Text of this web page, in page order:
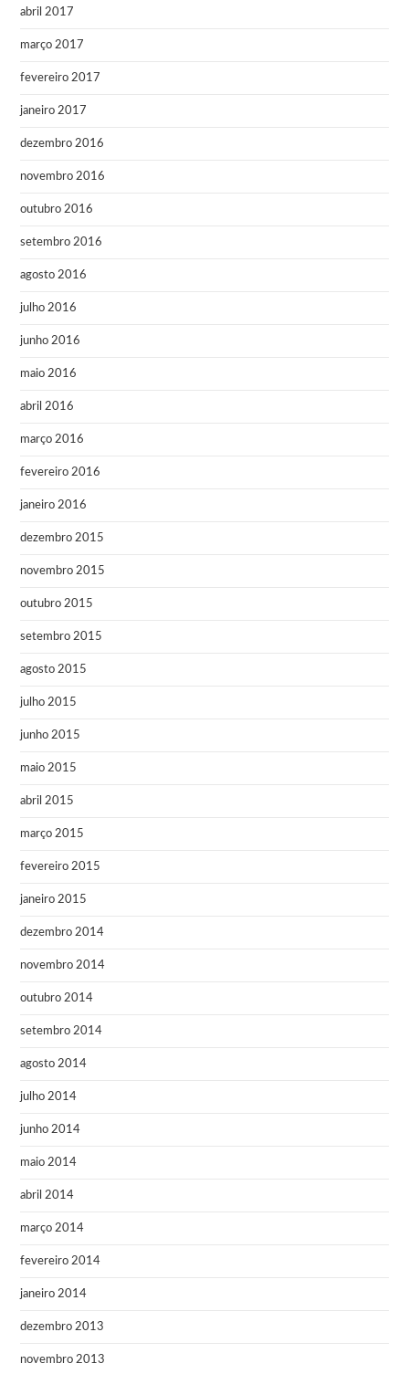
abril 2017
março 2017
fevereiro 2017
janeiro 2017
dezembro 2016
novembro 2016
outubro 2016
setembro 2016
agosto 2016
julho 2016
junho 2016
maio 2016
abril 2016
março 2016
fevereiro 2016
janeiro 2016
dezembro 2015
novembro 2015
outubro 2015
setembro 2015
agosto 2015
julho 2015
junho 2015
maio 2015
abril 2015
março 2015
fevereiro 2015
janeiro 2015
dezembro 2014
novembro 2014
outubro 2014
setembro 2014
agosto 2014
julho 2014
junho 2014
maio 2014
abril 2014
março 2014
fevereiro 2014
janeiro 2014
dezembro 2013
novembro 2013